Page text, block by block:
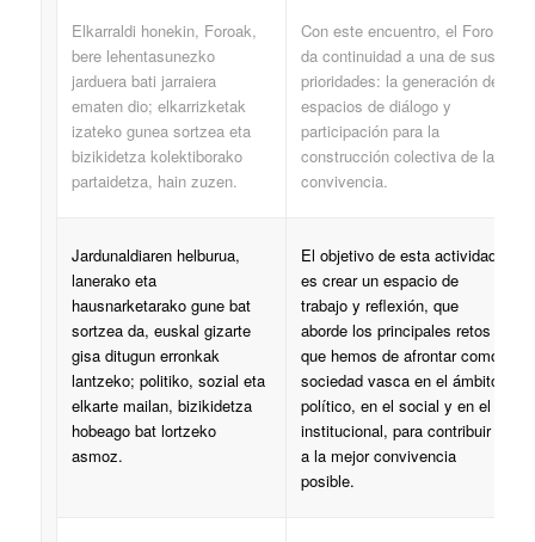
Elkarraldi honekin, Foroak,
bere lehentasunezko
jarduera bati jarraiera
ematen dio; elkarrizketak
izateko gunea sortzea eta
bizikidetza kolektiborako
partaidetza, hain zuzen.
Con este encuentro, el Foro
da continuidad a una de sus
prioridades: la generación de
espacios de diálogo y
participación para la
construcción colectiva de la
convivencia.
Jardunaldiaren helburua,
lanerako eta
hausnarketarako gune bat
sortzea da, euskal gizarte
gisa ditugun erronkak
lantzeko; politiko, sozial eta
elkarte mailan, bizikidetza
hobeago bat lortzeko
asmoz.
El objetivo de esta actividad
es crear un espacio de
trabajo y reflexión, que
aborde los principales retos
que hemos de afrontar como
sociedad vasca en el ámbito
político, en el social y en el
institucional, para contribuir
a la mejor convivencia
posible.